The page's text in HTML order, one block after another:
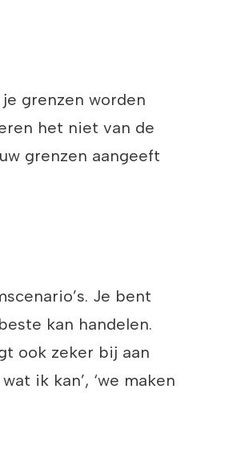
grenzen worden
het niet van de
grenzen aangeeft
Je bent
kan handelen.
ook zeker bij aan
ik kan’, ‘we maken